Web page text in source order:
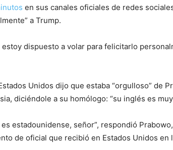
en sus canales oficiales de redes
a Trump.
dispuesto a volar para felicitarlo
Unidos dijo que estaba “orgulloso” de
diciéndole a su homólogo: “su inglés es
estadounidense, señor”, respondió
de oficial que recibió en Estados Unidos en